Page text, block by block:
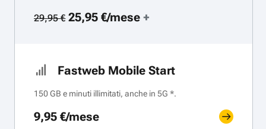
29,95 €25,95 €/mese+
Fastweb Mobile Start
150 GB e minuti illimitati, anche in 5G *.
9,95 €/mese